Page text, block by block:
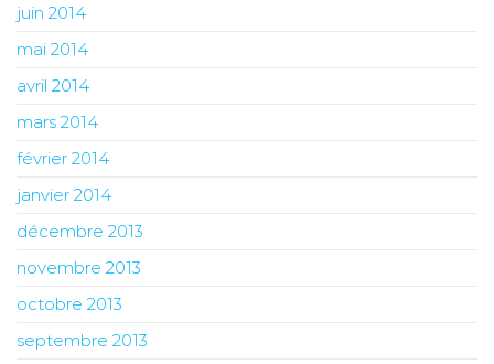
juin 2014
mai 2014
avril 2014
mars 2014
février 2014
janvier 2014
décembre 2013
novembre 2013
octobre 2013
septembre 2013